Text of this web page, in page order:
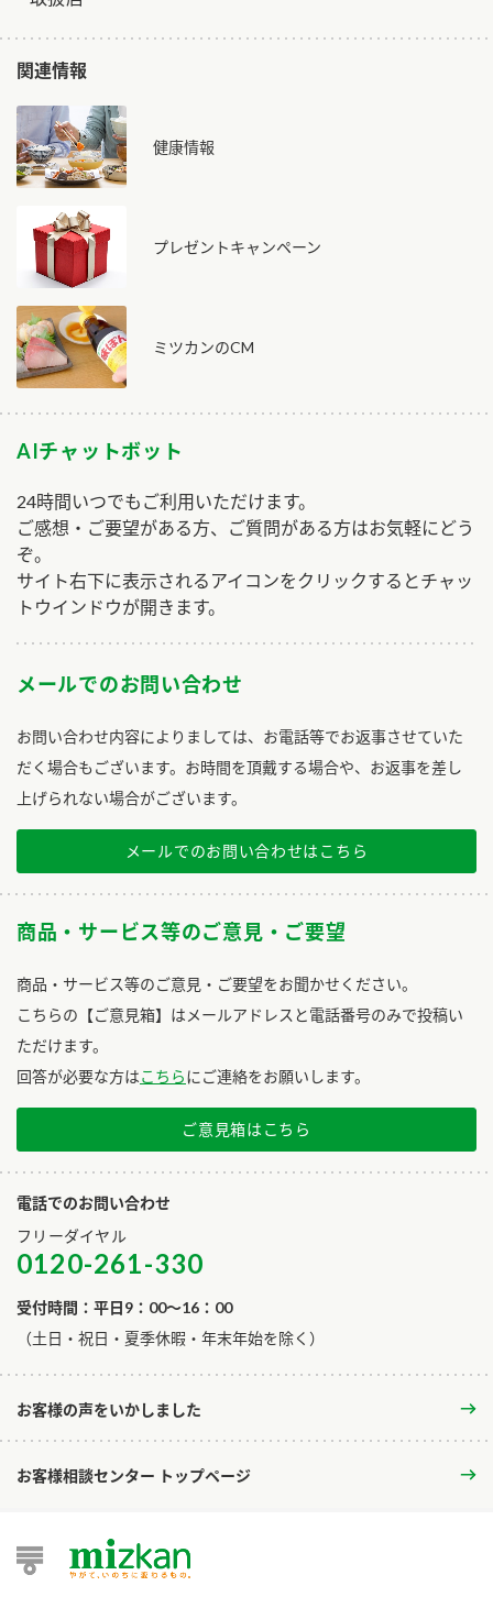
関連情報
健康情報
プレゼントキャンペーン
ミツカンのCM
AIチャットボット
24時間いつでもご利用いただけます。
ご感想・ご要望がある方、ご質問がある方はお気軽にどう
ぞ。
サイト右下に表示されるアイコンをクリックするとチャッ
トウインドウが開きます。
メールでのお問い合わせ
お問い合わせ内容によりましては、お電話等でお返事させていた
だく場合もございます。お時間を頂戴する場合や、お返事を差し
上げられない場合がございます。
メールでのお問い合わせはこちら
商品・サービス等のご意見・ご要望
商品・サービス等のご意見・ご要望をお聞かせください。
こちらの【ご意見箱】はメールアドレスと電話番号のみで投稿い
ただけます。
回答が必要な方はこちらにご連絡をお願いします。
ご意見箱はこちら
電話でのお問い合わせ
フリーダイヤル
0120-261-330
受付時間：平日9：00～16：00
​（土日・祝日・夏季休暇・年末年始を除く）
お客様の声をいかしました
お客様相談センター トップページ